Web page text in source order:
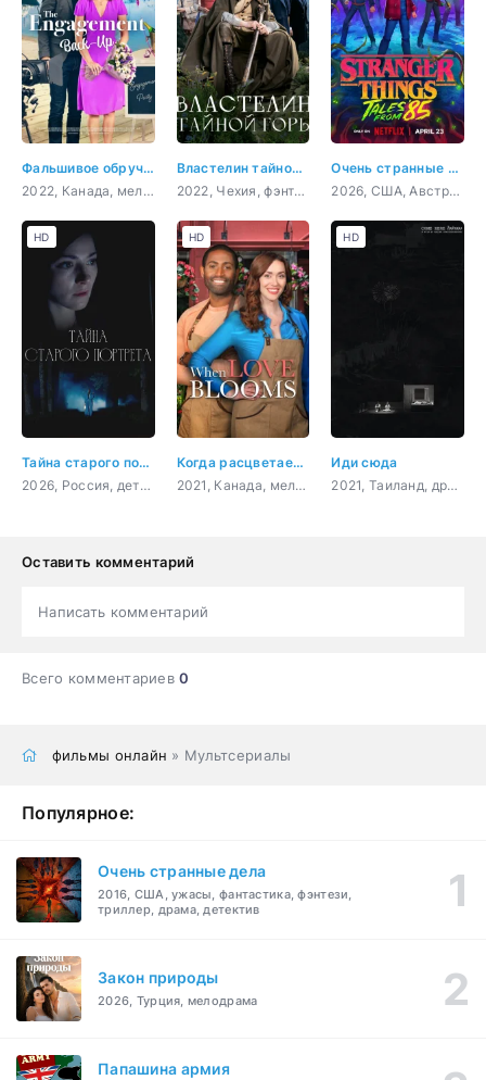
Фальшивое обручение
2022, Канада, мелодрама, комедия
Властелин тайной горы
2022, Чехия, фэнтези, семейный
Очень странные дела: Истории из 85-го
2026, США, Австралия, мультфильм, ужасы, фантастика, драма
Тайна старого портрета
2026, Россия, детектив, мелодрама, криминал
HD
Когда расцветает любовь
2021, Канада, мелодрама, комедия
HD
Иди сюда
2021, Таиланд, драма
HD
Оставить комментарий
Написать комментарий
Всего комментариев0
фильмы онлайн » Мультсериалы
Популярное:
Очень странные дела
2016, США, ужасы, фантастика, фэнтези,
триллер, драма, детектив
Закон природы
2026, Турция, мелодрама
Папашина армия